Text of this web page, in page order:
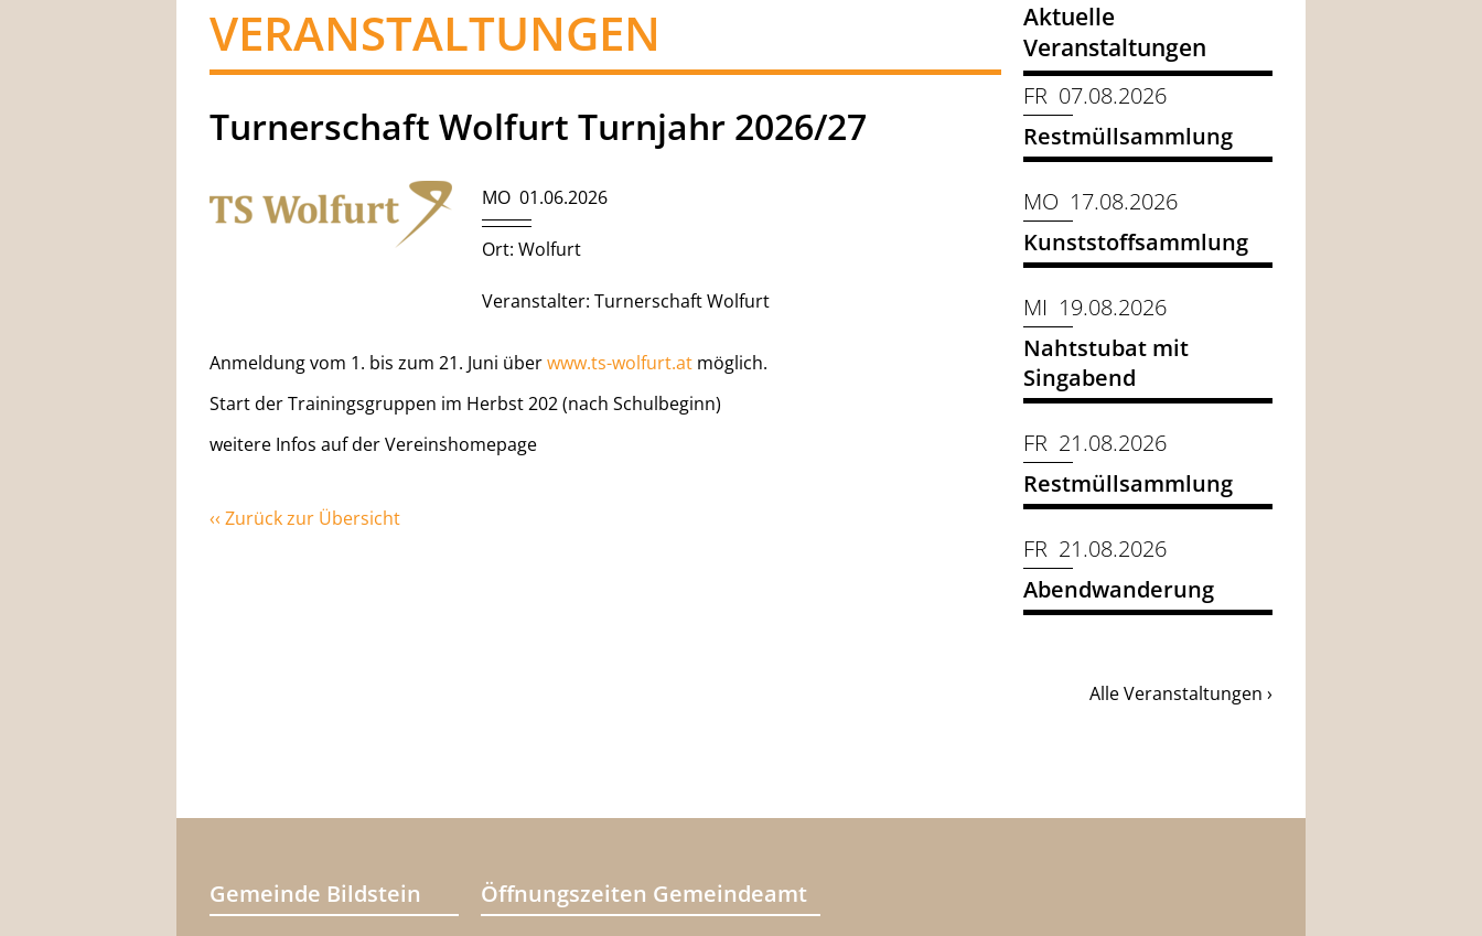
VERANSTALTUNGEN
Turnerschaft Wolfurt Turnjahr 2026/27
MO 01.06.2026
Ort: Wolfurt
Veranstalter: Turnerschaft Wolfurt
Anmeldung vom 1. bis zum 21. Juni überwww.ts-wolfurt.at möglich.
Start der Trainingsgruppen im Herbst 202 (nach Schulbeginn)
weitere Infos auf der Vereinshomepage
‹‹ Zurück zur Übersicht
Aktuelle
Veranstaltungen
FR 07.08.2026
Restmüllsammlung
MO 17.08.2026
Kunststoffsammlung
MI 19.08.2026
Nahtstubat mit
Singabend
FR 21.08.2026
Restmüllsammlung
FR 21.08.2026
Abendwanderung
Alle Veranstaltungen ›
Gemeinde Bildstein Öffnungszeiten Gemeindeamt